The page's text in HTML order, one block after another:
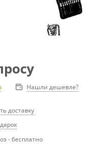
Нашли дешевле?
доставку
- бесплатно